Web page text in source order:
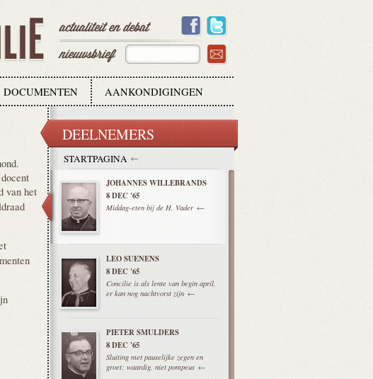
DOCUMENTEN AANKONDIGINGEN
van het
DEELNEMERS
STARTPAGINA
JOHANNES WILLEBRANDS
8 DEC '65
Middag-eten bij de H. Vader
LEO SUENENS
8 DEC '65
Concilie is als lente van begin april,
er kan nog nachtvorst zijn
PIETER SMULDERS
8 DEC '65
Sluiting met pauselijke zegen en
groet: waardig, niet pompeus